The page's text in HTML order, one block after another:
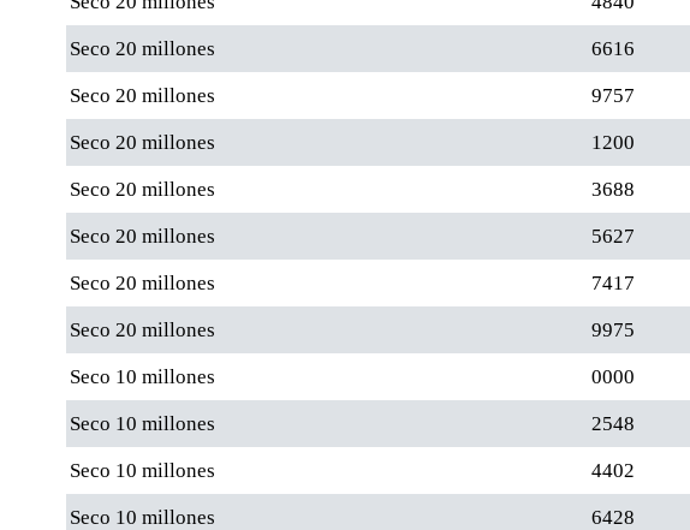
Seco 20 millones 6616
Seco 20 millones 9757
Seco 20 millones 1200
Seco 20 millones 3688
Seco 20 millones 5627
Seco 20 millones 7417
Seco 20 millones 9975
Seco 10 millones 0000
Seco 10 millones 2548
Seco 10 millones 4402
Seco 10 millones 6428